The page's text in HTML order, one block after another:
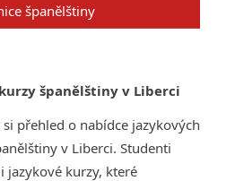
španělštiny
španělštiny v Liberci
si přehled o nabídce jazykových
v Liberci. Studenti
jazykové kurzy, které